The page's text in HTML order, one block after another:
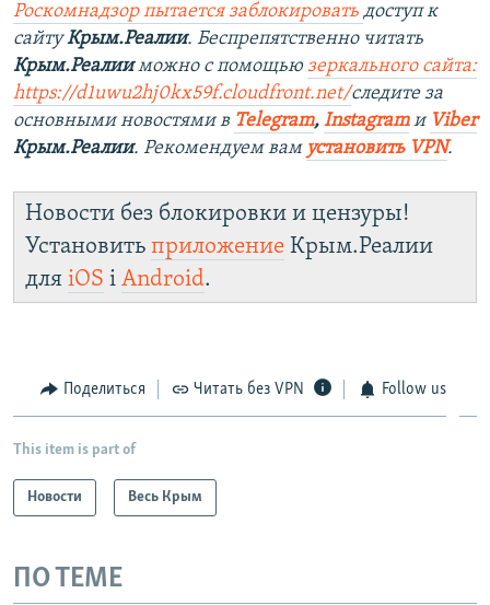
Роскомнадзор пытается заблокировать доступ к
сайтуКрым.Реалии. Беспрепятственно читать
Крым.Реалииможно с помощью зеркального сайта:
https://d1uwu2hj0kx59f.cloudfront.net/следите за
основными новостями в Telegram, Instagramи Viber
Крым.Реалии. Рекомендуем вам установить VPN.
Новости без блокировки и цензуры!
Установить приложение Крым.Реалии
для iOS і Android.
Поделиться Читать без VPN Follow us
This item is part of
Новости Весь Крым
ПО ТЕМЕ